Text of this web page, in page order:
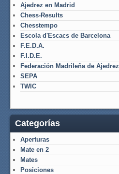
Ajedrez en Madrid
Chess-Results
Chesstempo
Escola d'Escacs de Barcelona
F.E.D.A.
F.I.D.E.
Federación Madrileña de Ajedrez
SEPA
TWIC
Categorías
Aperturas
Mate en 2
Mates
Posiciones